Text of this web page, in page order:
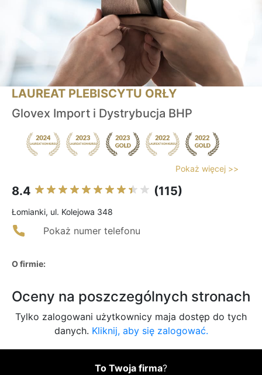
LAUREAT PLEBISCYTU ORŁY
Glovex Import i Dystrybucja BHP
Pokaż więcej >>
8.4 (115)
Łomianki, ul. Kolejowa 348
Pokaż numer telefonu
O firmie:
Oceny na poszczególnych stronach
Tylko zalogowani użytkownicy maja dostęp do tych
danych. Kliknij, aby się zalogować.
To Twoja firma?